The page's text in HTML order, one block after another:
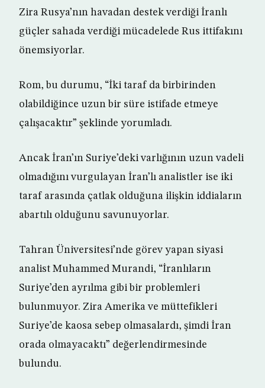
Zira Rusya’nın havadan destek verdiği İranlı
güçler sahada verdiği mücadelede Rus ittifakını
önemsiyorlar.
Rom, bu durumu, “İki taraf da birbirinden
olabildiğince uzun bir süre istifade etmeye
çalışacaktır” şeklinde yorumladı.
Ancak İran’ın Suriye’deki varlığının uzun vadeli
olmadığını vurgulayan İran’lı analistler ise iki
taraf arasında çatlak olduğuna ilişkin iddiaların
abartılı olduğunu savunuyorlar.
Tahran Üniversitesi’nde görev yapan siyasi
analist Muhammed Murandi, “İranlıların
Suriye’den ayrılma gibi bir problemleri
bulunmuyor. Zira Amerika ve müttefikleri
Suriye’de kaosa sebep olmasalardı, şimdi İran
orada olmayacaktı” değerlendirmesinde
bulundu.